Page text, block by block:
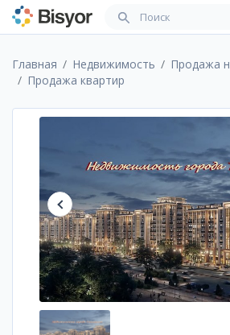
Главная Недвижимость
Продажа
Продажа квартир